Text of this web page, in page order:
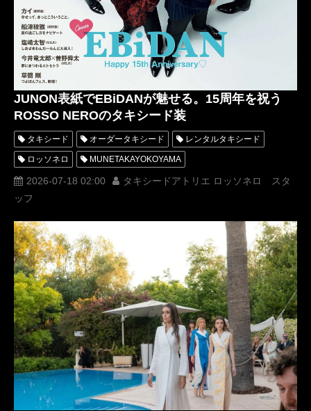
JUNON表紙でEBiDANが魅せる。15周年を祝う
ROSSO NEROのタキシード装
タキシード オーダータキシード レンタルタキシード
ロッソネロ MUNETAKAYOKOYAMA
タキシードアトリエ ロッソネロ Tuxedo Atelier ROSSO NERO
オーダータキシード東京
ROSSONERO MaisonMUNETAKAYOKOYAMA 髙田彪我
2026-07-18 02:00
タキシードアトリエ ロッソネロ スタ
ッフ